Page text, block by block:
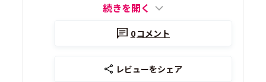
続きを開く
0コメント
レビューをシェア